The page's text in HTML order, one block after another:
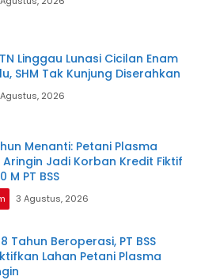
Linggau Lunasi Cicilan Enam
SHM Tak Kunjung Diserahkan
2026
Menanti: Petani Plasma
Aringin Jadi Korban Kredit Fiktif
M PT BSS
3 Agustus, 2026
Tahun Beroperasi, PT BSS
Lahan Petani Plasma